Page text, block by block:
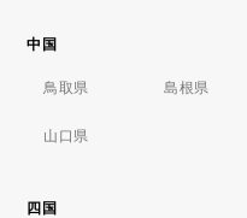
中国
鳥取県 島根県
山口県
四国